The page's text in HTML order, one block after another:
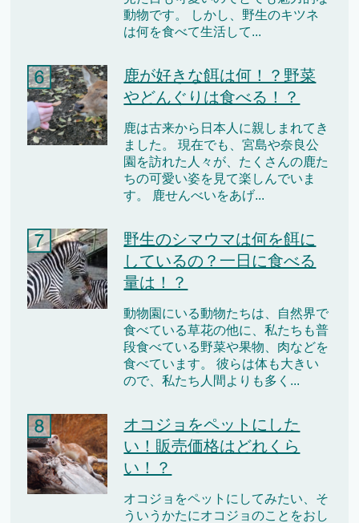
動物です。 しかし、野生のキツネ
は何を食べて生活して...
鹿が好きな餌は何！？野菜
やどんぐりは食べる！？
鹿は古来から日本人に親しまれてき
ました。 現在でも、宮島や奈良公
園を訪れた人々が、たくさんの鹿た
ちの可愛い姿を見て楽しんでいま
す。 鹿せんべいをあげ...
野生のシマウマは何を餌に
しているの？一日に食べる
量は！？
動物園にいる動物たちは、自然界で
食べている草花の他に、私たちも普
段食べている野菜や果物、肉などを
食べています。 彼らは体も大きい
ので、私たち人間よりも多く...
オコジョをペットにした
い！販売価格はどれくら
い！？
オコジョをペットにしてみたい、そ
ういうかたにオコジョのことをおし